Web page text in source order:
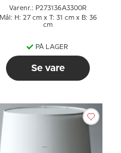
Varenr.: P273136A3300R
Mål: H: 27 cm x T: 31 cm x B: 36
cm
PÅ LAGER
Se vare